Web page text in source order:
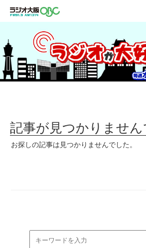
記事が見つかりません
お探しの記事は見つかりませんでした。